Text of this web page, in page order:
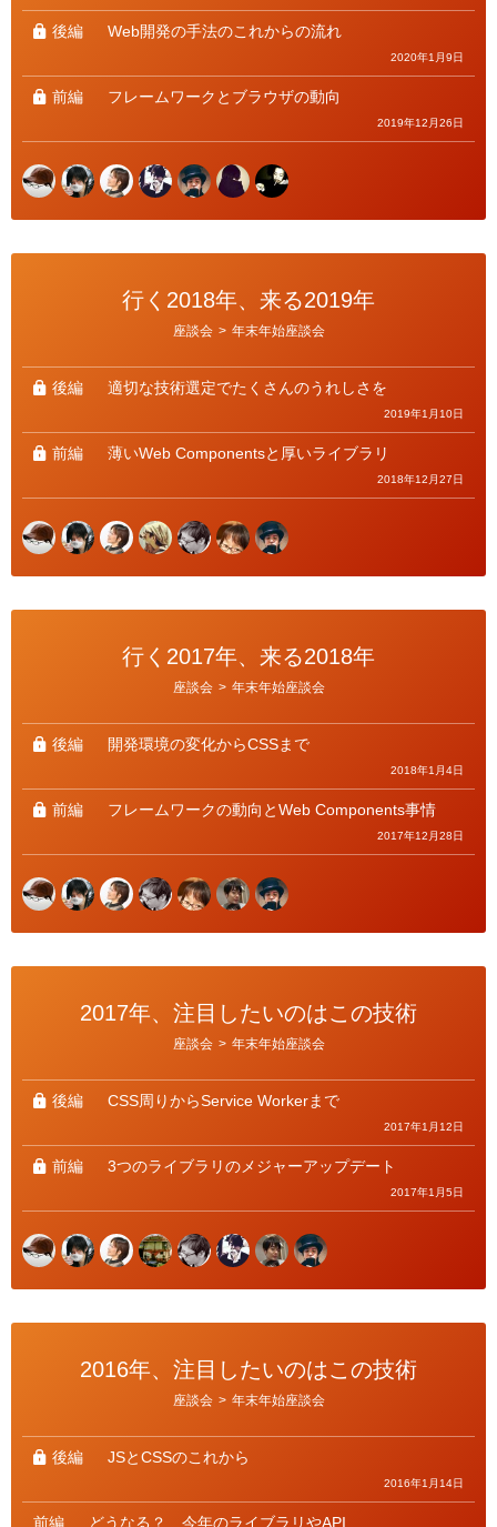
リ
ー
後編 Web開発の手法のこれからの流れ
2020年1月9日
前編 フレームワークとブラウザの動向
2019年12月26日
行く2018年、来る2019年
リ
ー
座談会 > 年末年始座談会
後編 適切な技術選定でたくさんのうれしさを
2019年1月10日
前編 薄いWeb Componentsと厚いライブラリ
2018年12月27日
行く2017年、来る2018年
リ
ー
座談会 > 年末年始座談会
後編 開発環境の変化からCSSまで
2018年1月4日
前編 フレームワークの動向とWeb Components事情
2017年12月28日
2017年、注目したいのはこの技術
リ
ー
座談会 > 年末年始座談会
後編 CSS周りからService Workerまで
2017年1月12日
前編 3つのライブラリのメジャーアップデート
2017年1月5日
2016年、注目したいのはこの技術
リ
ー
座談会 > 年末年始座談会
後編 JSとCSSのこれから
2016年1月14日
前編 どうなる？ 今年のライブラリやAPI